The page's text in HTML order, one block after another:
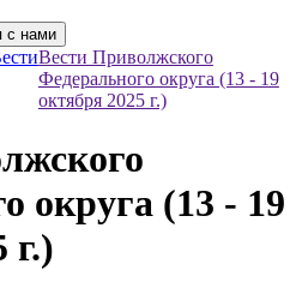
с нами
Вести Приволжского
Федерального округа (13 - 19
октября 2025 г.)
округа (13 - 19
г.)